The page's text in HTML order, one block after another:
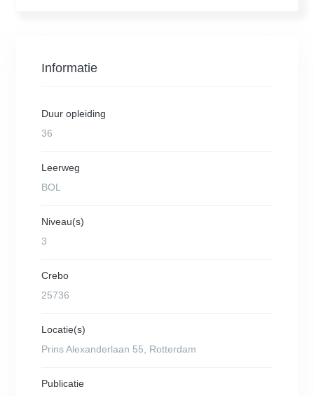
Informatie
Duur opleiding
36
Leerweg
BOL
Niveau(s)
3
Crebo
25736
Locatie(s)
Prins Alexanderlaan 55, Rotterdam
Publicatie